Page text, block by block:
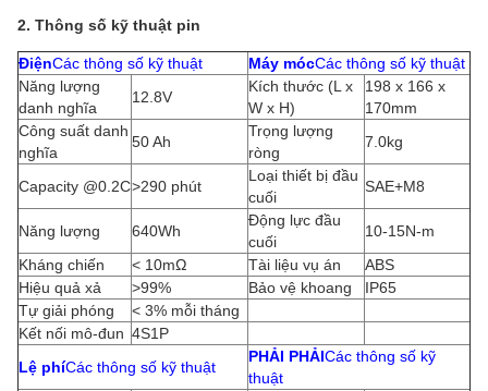
2. Thông số kỹ thuật pin
ĐiệnCác thông số kỹ thuật Máy mócCác thông số kỹ thuật
Năng lượng
danh nghĩa
12.8V
Kích thước (L x
W x H)
198 x 166 x
170mm
Công suất danh
nghĩa
50 Ah
Trọng lượng
ròng
7.0kg
Capacity @0.2C>290 phút
Loại thiết bị đầu
cuối
SAE+M8
Năng lượng 640Wh
Động lực đầu
cuối
10-15N-m
Kháng chiến
< 10mΩ Tài liệu vụ án
ABS
Hiệu quả xả
>99% Bảo vệ khoang
IP65
Tự giải phóng
< 3% mỗi tháng
Kết nối mô-đun 4S1P
Lệ phíCác thông số kỹ thuật
PHẢI PHẢICác thông số kỹ
thuật